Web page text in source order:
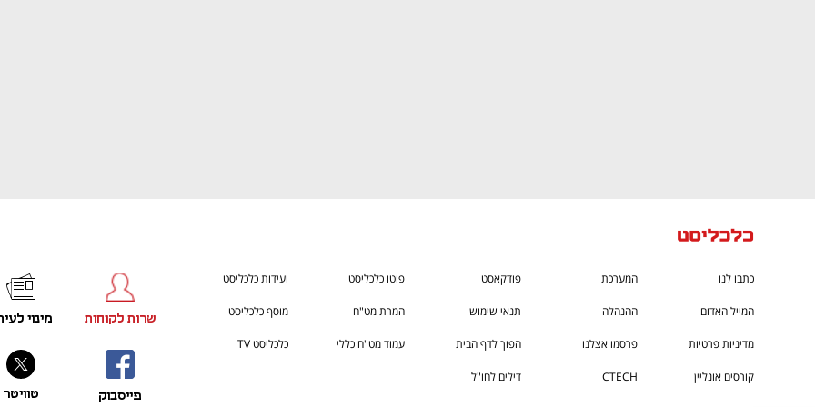
כתבו לנו המערכת פודקאסט פוטו כלכליסט ועידות כלכליסט
המייל האדום ההנהלה תנאי שימוש המרת מט"ח מוסף כלכליסט
מדיניות פרטיות פרסמו אצלנו הפוך לדף הבית עמוד מט"ח כללי כלכליסט TV
קורסים אונליין CTECH
דילים לחו"ל
פייסבוק
שרות לקוחות
טוויטר
מינוי